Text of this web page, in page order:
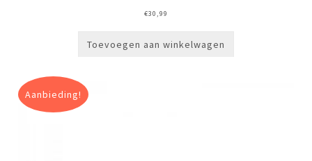
€30,99
Toevoegen aan winkelwagen
Aanbieding!